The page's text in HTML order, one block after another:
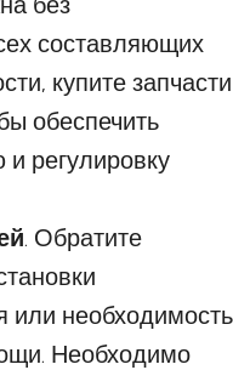
составляющих
купите запчасти
обеспечить
регулировку
. Обратите
или необходимость
Необходимо